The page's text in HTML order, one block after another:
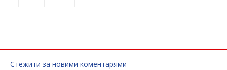
Стежити за новими коментарями